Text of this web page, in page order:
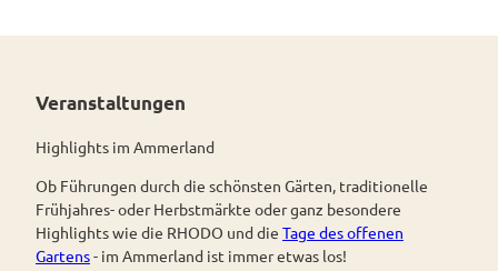
Radwanderkarten
Veranstaltungen
Highlights im Ammerland
Ob Führungen durch die schönsten Gärten, traditionelle
Frühjahres- oder Herbstmärkte oder ganz besondere
Highlights wie die RHODO und die Tage des offenen
Gartens- im Ammerland ist immer etwas los!